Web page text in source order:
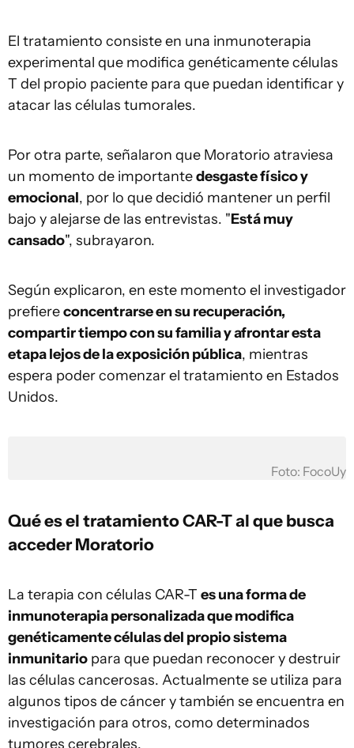
El tratamiento consiste en una inmunoterapia
experimental que modifica genéticamente células
T del propio paciente para que puedan identificar y
atacar las células tumorales.
Por otra parte, señalaron que Moratorio atraviesa
un momento de importantedesgaste físico y
emocional, por lo que decidió mantener un perfil
bajo y alejarse de las entrevistas. "Está muy
cansado", subrayaron.
Según explicaron, en este momento el investigador
prefiereconcentrarse en su recuperación,
compartir tiempo con su familia y afrontar esta
etapa lejos de la exposición pública, mientras
espera poder comenzar el tratamiento en Estados
Unidos.
Foto: FocoUy
Qué es el tratamiento CAR-T al que busca
acceder Moratorio
La terapia con células CAR-T es una forma de
inmunoterapia personalizada que modifica
genéticamente células del propio sistema
inmunitario para que puedan reconocer y destruir
las células cancerosas. Actualmente se utiliza para
algunos tipos de cáncer y también se encuentra en
investigación para otros, como determinados
tumores cerebrales.